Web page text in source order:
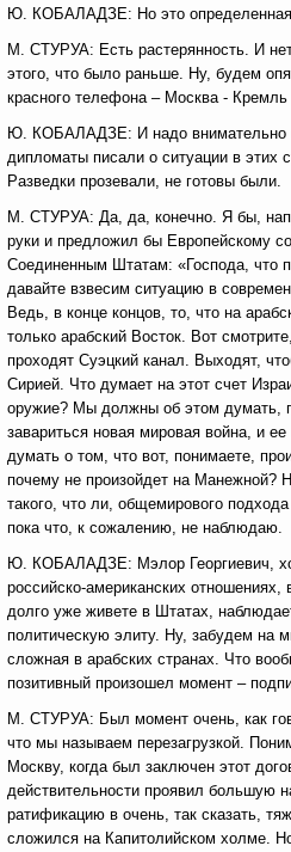
Ю. КОБАЛАДЗЕ: Но это определенная
М. СТУРУА: Есть растерянность. И
этого, что было раньше. Ну, будем
красного телефона – Москва -
Ю. КОБАЛАДЗЕ: И надо внимательно
дипломаты писали о ситуации в этих
Разведки прозевали, не готовы были.
М. СТУРУА: Да, да, конечно. Я бы,
руки и предложил бы Европейскому
Соединенным Штатам: «Господа, что
давайте взвесим ситуацию в
Ведь, в конце концов, то, что на
только арабский Восток. Вот
проходят Суэцкий канал. Выходят,
Сирией. Что думает на этот счет
оружие? Мы должны об этом думать,
завариться новая мировая война, и
думать о том, что вот, понимаете,
почему не произойдет на Манежной?
такого, что ли, общемирового
пока что, к сожалению, не наблюдаю.
Ю. КОБАЛАДЗЕ: Мэлор Георгиевич,
российско-американских
долго уже живете в Штатах,
политическую элиту. Ну, забудем на
сложная в арабских странах. Что
позитивный произошел момент –
М. СТУРУА: Был момент очень, как
что мы называем перезагрузкой.
Москву, когда был заключен этот
действительности проявил большую
ратификацию в очень, так сказать,
сложился на Капитолийском холме.